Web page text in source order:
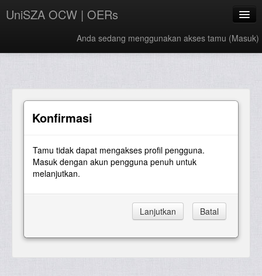
UniSZA OCW | OERs
Anda sedang menggunakan akses tamu (Masuk)
Bahasa Indonesia ‎(id)‎
Konfirmasi
Tamu tidak dapat mengakses profil pengguna.
Masuk dengan akun pengguna penuh untuk
melanjutkan.